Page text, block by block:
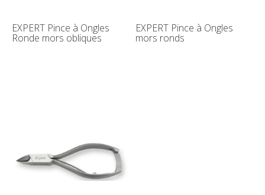
EXPERT Pince à Ongles
Ronde mors obliques
EXPERT Pince à Ongles
mors ronds